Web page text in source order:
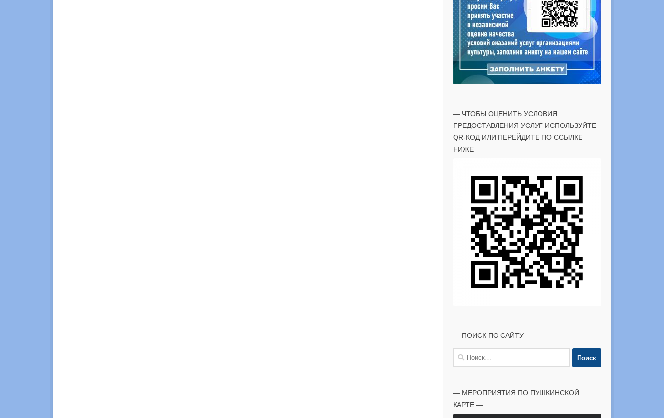
— ЧТОБЫ ОЦЕНИТЬ УСЛОВИЯ
ПРЕДОСТАВЛЕНИЯ УСЛУГ ИСПОЛЬЗУЙТЕ
QR-КОД ИЛИ ПЕРЕЙДИТЕ ПО ССЫЛКЕ
НИЖЕ —
— ПОИСК ПО САЙТУ —
Найти:
— МЕРОПРИЯТИЯ ПО ПУШКИНСКОЙ
КАРТЕ —